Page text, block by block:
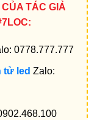
TÁC GIẢ
0778.777.777
tử led Zalo: